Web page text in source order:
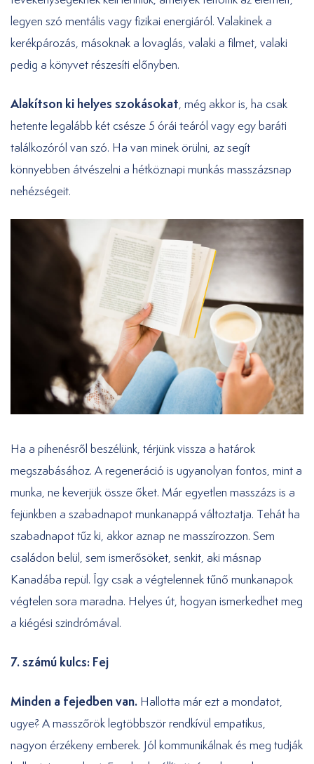
legyen szó mentális vagy fizikai energiáról. Valakinek a
kerékpározás, másoknak a lovaglás, valaki a filmet, valaki
pedig a könyvet részesíti előnyben.
Alakítson ki helyes szokásokat, még akkor is, ha csak
hetente legalább két csésze 5 órái teáról vagy egy baráti
találkozóról van szó. Ha van minek örülni, az segít
könnyebben átvészelni a hétköznapi munkás masszázsnap
nehézségeit.
Ha a pihenésről beszélünk, térjünk vissza a határok
megszabásához. A regeneráció is ugyanolyan fontos, mint a
munka, ne keverjük össze őket. Már egyetlen masszázs is a
fejünkben a szabadnapot munkanappá változtatja. Tehát ha
szabadnapot tűz ki, akkor aznap ne masszírozzon. Sem
családon belül, sem ismerősöket, senkit, aki másnap
Kanadába repül. Így csak a végtelennek tűnő munkanapok
végtelen sora maradna. Helyes út, hogyan ismerkedhet meg
a kiégési szindrómával.
7. számú kulcs: Fej
Minden a fejedben van. Hallotta már ezt a mondatot,
ugye? A masszőrök legtöbbször rendkívül empatikus,
nagyon érzékeny emberek. Jól kommunikálnak és meg tudják